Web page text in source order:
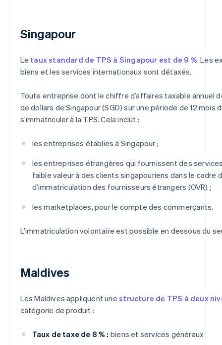
Singapour
Le taux standard de TPS à Singapour est de 9 %. Les
biens et les services internationaux sont détaxés.
Toute entreprise dont le chiffre d’affaires taxable annuel
de dollars de Singapour (SGD) sur une période de 12 mois
s’immatriculer à la TPS. Cela inclut :
les entreprises établies à Singapour ;
les entreprises étrangères qui fournissent des
faible valeur à des clients singapouriens dans le cadre
d’immatriculation des fournisseurs étrangers (OVR) ;
les marketplaces, pour le compte des commerçants.
L’immatriculation volontaire est possible en dessous du
Maldives
Les Maldives appliquent unestructure de TPS à deux
catégorie de produit :
Taux de taxe de 8 % : biens et services généraux